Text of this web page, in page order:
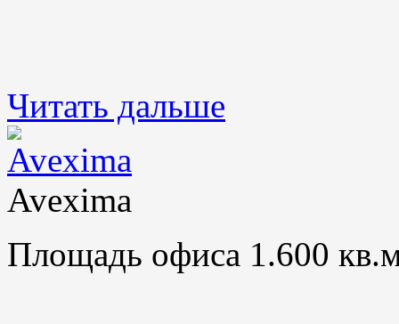
Читать дальше
Avexima
Площадь офиса 1.600